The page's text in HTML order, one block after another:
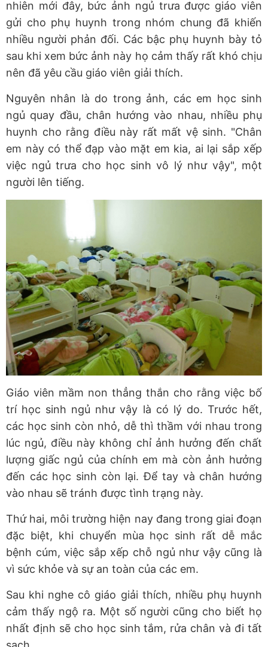
nhiên mới đây, bức ảnh ngủ trưa được giáo viên
gửi cho phụ huynh trong nhóm chung đã khiến
nhiều người phản đối. Các bậc phụ huynh bày tỏ
sau khi xem bức ảnh này họ cảm thấy rất khó chịu
nên đã yêu cầu giáo viên giải thích.
Nguyên nhân là do trong ảnh, các em học sinh
ngủ quay đầu, chân hướng vào nhau, nhiều phụ
huynh cho rằng điều này rất mất vệ sinh. "Chân
em này có thể đạp vào mặt em kia, ai lại sắp xếp
việc ngủ trưa cho học sinh vô lý như vậy", một
người lên tiếng.
Giáo viên mầm non thẳng thắn cho rằng việc bố
trí học sinh ngủ như vậy là có lý do. Trước hết,
các học sinh còn nhỏ, dễ thì thầm với nhau trong
lúc ngủ, điều này không chỉ ảnh hưởng đến chất
lượng giấc ngủ của chính em mà còn ảnh hưởng
đến các học sinh còn lại. Để tay và chân hướng
vào nhau sẽ tránh được tình trạng này.
Thứ hai, môi trường hiện nay đang trong giai đoạn
đặc biệt, khi chuyển mùa học sinh rất dễ mắc
bệnh cúm, việc sắp xếp chỗ ngủ như vậy cũng là
vì sức khỏe và sự an toàn của các em.
Sau khi nghe cô giáo giải thích, nhiều phụ huynh
cảm thấy ngộ ra. Một số người cũng cho biết họ
nhất định sẽ cho học sinh tắm, rửa chân và đi tất